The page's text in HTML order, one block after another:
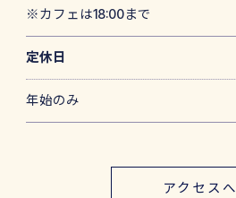
※カフェは18:00まで
定休日
年始のみ
アクセスへ